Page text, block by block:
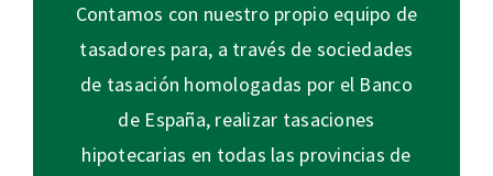
Contamos con nuestro propio equipo de
tasadores para, a través de sociedades
de tasación homologadas por el Banco
de España, realizar tasaciones
hipotecarias en todas las provincias de